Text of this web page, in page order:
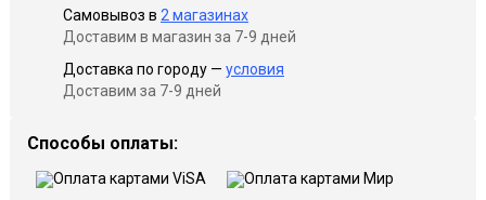
Самовывоз в 2 магазинах
Доставим в магазин за 7-9 дней
Доставка по городу — условия
Доставим за 7-9 дней
Способы оплаты: